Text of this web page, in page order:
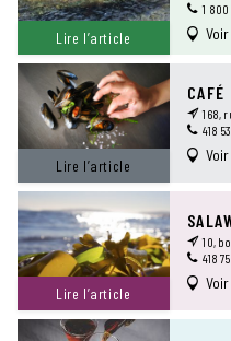
Lire l’article
1 800
Lire l’article
CAFÉ
168,
418
Lire l’article
10,
418